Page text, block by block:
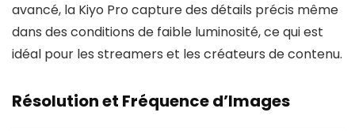
avancé, la Kiyo Pro capture des détails précis même
dans des conditions de faible luminosité, ce qui est
idéal pour les streamers et les créateurs de contenu.
Résolution et Fréquence d’Images